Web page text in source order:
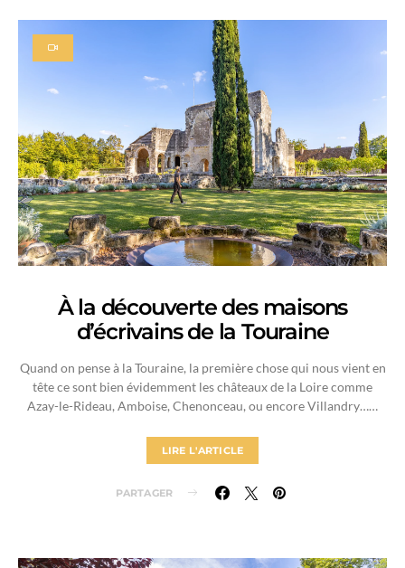
À la découverte des maisons
d’écrivains de la Touraine
Quand on pense à la Touraine, la première chose qui nous vient en
tête ce sont bien évidemment les châteaux de la Loire comme
Azay-le-Rideau, Amboise, Chenonceau, ou encore Villandry……
LIRE L'ARTICLE
PARTAGER